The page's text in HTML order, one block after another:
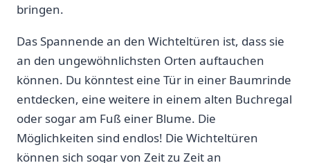
bringen.
Das ⁤Spannende an den Wichteltüren ist, dass sie ​
an den ungewöhnlichsten Orten⁤ auftauchen
können. Du könntest eine Tür in einer Baumrinde
entdecken, eine weitere in einem alten Buchregal
oder sogar am Fuß ⁣einer Blume. Die
Möglichkeiten sind endlos! Die Wichteltüren
können⁤ sich sogar von Zeit zu Zeit an